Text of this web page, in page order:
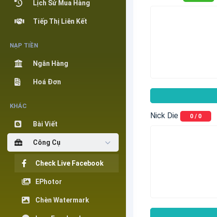
Lịch Sử Mua Hàng
Tiếp Thị Liên Kết
NẠP TIỀN
Ngân Hàng
Hoá Đơn
KHÁC
Bài Viết
Công Cụ
Check Live Facebook
EPhotor
Chèn Watermark
Nick Die 0 / 0